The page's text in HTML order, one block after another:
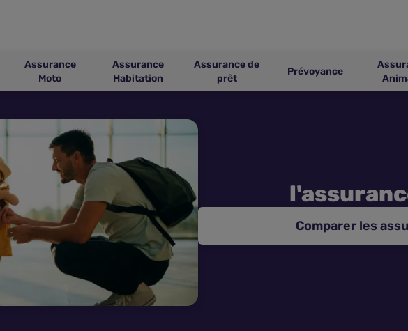
Assurance
Moto
Assurance
Habitation
Assurance de
prêt
Prévoyance
Comparer les